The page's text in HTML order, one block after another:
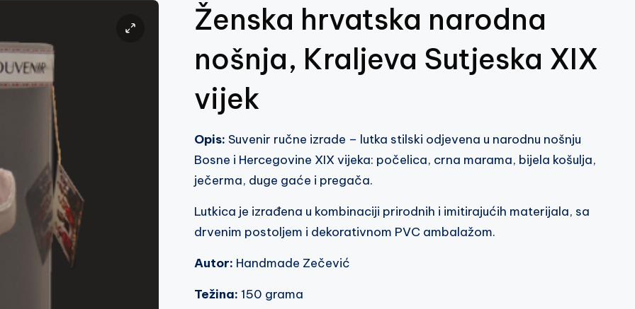
Ženska hrvatska narodna
nošnja, Kraljeva Sutjeska XIX
vijek
Opis: Suvenir ručne izrade – lutka stilski odjevena u narodnu nošnju
Bosne i Hercegovine XIX vijeka: počelica, crna marama, bijela košulja,
ječerma, duge gaće i pregača.
Lutkica je izrađena u kombinaciji prirodnih i imitirajućih materijala, sa
drvenim postoljem i dekorativnom PVC ambalažom.
Autor: Handmade Zečević
Težina: 150 grama